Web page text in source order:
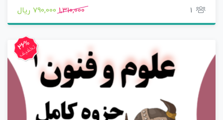
1
1,310,000 790,000 ریال
26%
تخفیف